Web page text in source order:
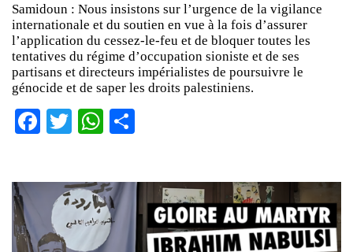
Samidoun : Nous insistons sur l’urgence de la vigilance
internationale et du soutien en vue à la fois d’assurer
l’application du cessez-le-feu et de bloquer toutes les
tentatives du régime d’occupation sioniste et de ses
partisans et directeurs impérialistes de poursuivre le
génocide et de saper les droits palestiniens.
Facebook
TwitterWhatsApp